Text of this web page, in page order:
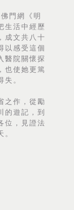
門網《明
生活中經歷
成文共八十
以感受這個
醫院關懷探
也使她更篤
。
之作，從勵
的遊記，到
位，見證法